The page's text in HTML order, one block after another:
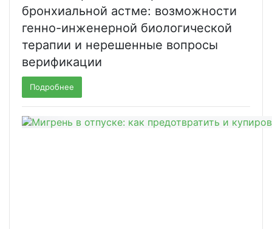
бронхиальной астме: возможности
генно-инженерной биологической
терапии и нерешенные вопросы
верификации
Подробнее